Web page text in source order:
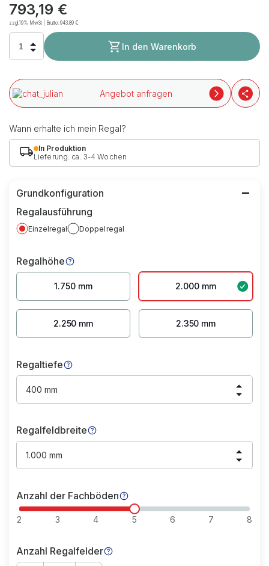
793,19 €
zzgl.19% MwSt | Brutto:943,89 €
In den Warenkorb
Angebot anfragen
Wann erhalte ich mein Regal?
In Produktion
Lieferung: ca. 3-4 Wochen
Grundkonfiguration
Regalausführung
Einzelregal Doppelregal
Regalhöhe
1.750 mm 2.000 mm
2.250 mm 2.350 mm
Regaltiefe
400 mm
Regalfeldbreite
1.000 mm
Anzahl der Fachböden
2 3 4 5 6 7 8
Anzahl Regalfelder